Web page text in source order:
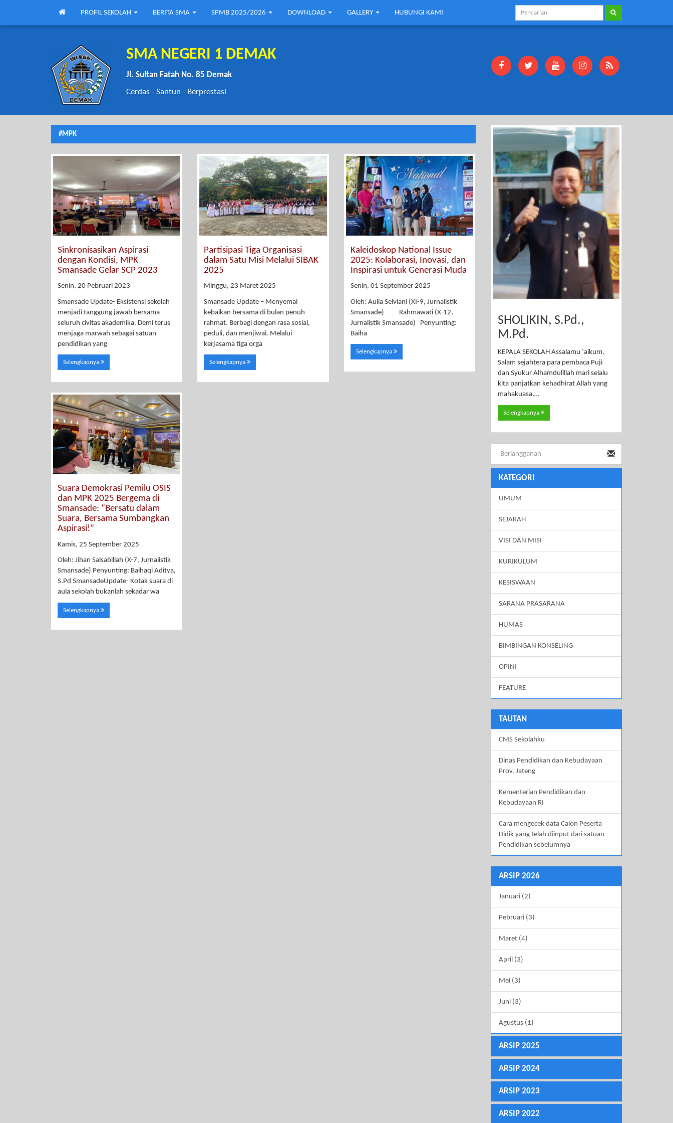
PROFIL SEKOLAH BERITA SMA SPMB 2025/2026 DOWNLOAD GALLERY HUBUNGI KAMI
SMA NEGERI 1 DEMAK
Jl. Sultan Fatah No. 85 Demak
Cerdas - Santun - Berprestasi
#MPK
Sinkronisasikan Aspirasi
dengan Kondisi, MPK
Smansade Gelar SCP 2023
Senin, 20 Pebruari 2023
Smansade Update- Eksistensi sekolah
menjadi tanggung jawab bersama
seluruh civitas akademika. Demi terus
menjaga marwah sebagai satuan
pendidikan yang
Selengkapnya
Partisipasi Tiga Organisasi
dalam Satu Misi Melalui SIBAK
2025
Minggu, 23 Maret 2025
Smansade Update – Menyemai
kebaikan bersama di bulan penuh
rahmat. Berbagi dengan rasa sosial,
peduli, dan menjiwai. Melalui
kerjasama tiga orga
Selengkapnya
Kaleidoskop National Issue
2025: Kolaborasi, Inovasi, dan
Inspirasi untuk Generasi Muda
Senin, 01 September 2025
Oleh: Aulia Selviani (XI-9, Jurnalistik
Smansade) Rahmawati (X-12,
Jurnalistik Smansade) Penyunting:
Baiha
Selengkapnya
Suara Demokrasi Pemilu OSIS
dan MPK 2025 Bergema di
Smansade: “Bersatu dalam
Suara, Bersama Sumbangkan
Aspirasi!”
Kamis, 25 September 2025
Oleh: Jihan Salsabillah (X-7, Jurnalistik
Smansade) Penyunting: Baihaqi Aditya,
S.Pd SmansadeUpdate- Kotak suara di
aula sekolah bukanlah sekadar wa
Selengkapnya
SHOLIKIN, S.Pd.,
M.Pd.
KEPALA SEKOLAH Assalamu ‘aikum,
Salam sejahtera para pembaca Puji
dan Syukur Alhamdulillah mari selalu
kita panjatkan kehadhirat Allah yang
mahakuasa,…
Selengkapnya
KATEGORI
UMUM
SEJARAH
VISI DAN MISI
KURIKULUM
KESISWAAN
SARANA PRASARANA
HUMAS
BIMBINGAN KONSELING
OPINI
FEATURE
TAUTAN
CMS Sekolahku
Dinas Pendidikan dan Kebudayaan
Prov. Jateng
Kementerian Pendidikan dan
Kebudayaan RI
Cara mengecek data Calon Peserta
Didik yang telah diinput dari satuan
Pendidikan sebelumnya
ARSIP 2026
Januari (2)
Pebruari (3)
Maret (4)
April (3)
Mei (3)
Juni (3)
Agustus (1)
ARSIP 2025
ARSIP 2024
ARSIP 2023
ARSIP 2022